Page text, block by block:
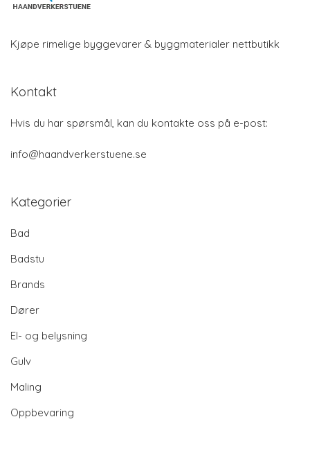
Kjøpe rimelige byggevarer & byggmaterialer nettbutikk
Kontakt
Hvis du har spørsmål, kan du kontakte oss på e-post:
info@haandverkerstuene.se
Kategorier
Bad
Badstu
Brands
Dører
El- og belysning
Gulv
Maling
Oppbevaring